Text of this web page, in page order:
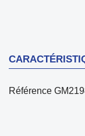
Référence